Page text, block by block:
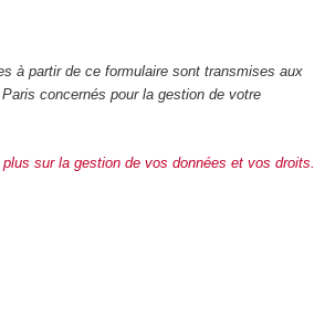
à partir de ce formulaire sont transmises aux
concernés pour la gestion de votre
sur la gestion de vos données et vos droits.